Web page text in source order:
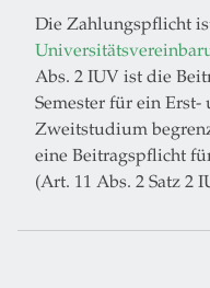
Die Zahlungspflicht
Abs. 2 IUV ist die
Semester für ein
Zweitstudium
eine Beitragspflicht
(Art. 11 Abs. 2 Satz 2